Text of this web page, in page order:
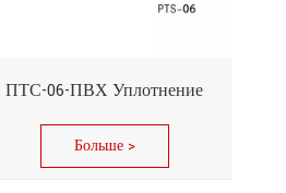
ПТС-06-ПВХ Уплотнение
Больше >